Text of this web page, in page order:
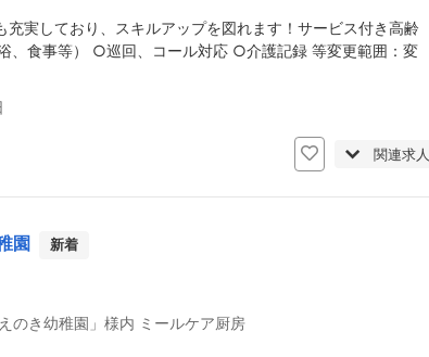
実しており、スキルアップを図れます！サービス付き高齢
、食事等） ○巡回、コール対応 ○介護記録 等変更範囲：変
関連求人
園 新着
のき幼稚園」様内 ミールケア厨房